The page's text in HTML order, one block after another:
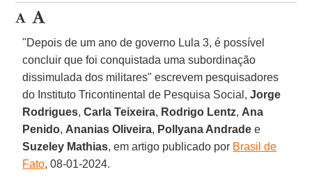
"Depois de um ano de governo Lula 3, é possível
concluir que foi conquistada uma subordinação
dissimulada dos militares" escrevem pesquisadores
do Instituto Tricontinental de Pesquisa Social,Jorge
Rodrigues,Carla Teixeira, Rodrigo Lentz, Ana
Penido, Ananias Oliveira, Pollyana Andrade e
Suzeley Mathias, em artigo publicado por Brasil de
Fato, 08-01-2024.